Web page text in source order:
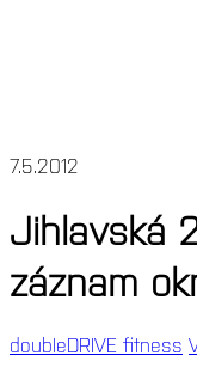
7.5.2012
Jihlavská
záznam
doubleDRIVE fitness